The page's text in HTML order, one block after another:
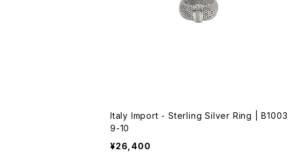
Italy Import - Sterling Silver Ring | B1003
9-10
¥26,400